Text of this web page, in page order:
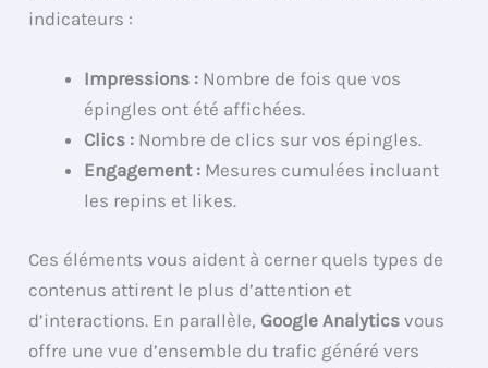
indicateurs :
Impressions : Nombre de fois que vos
épingles ont été affichées.
Clics : Nombre de clics sur vos épingles.
Engagement : Mesures cumulées incluant
les repins et likes.
Ces éléments vous aident à cerner quels types de
contenus attirent le plus d’attention et
d’interactions. En parallèle, Google Analytics vous
offre une vue d’ensemble du trafic généré vers